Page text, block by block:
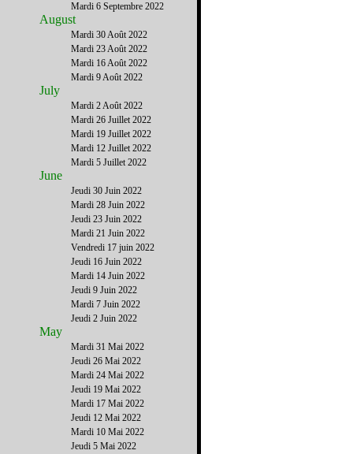
Mardi 6 Septembre 2022
August
Mardi 30 Août 2022
Mardi 23 Août 2022
Mardi 16 Août 2022
Mardi 9 Août 2022
July
Mardi 2 Août 2022
Mardi 26 Juillet 2022
Mardi 19 Juillet 2022
Mardi 12 Juillet 2022
Mardi 5 Juillet 2022
June
Jeudi 30 Juin 2022
Mardi 28 Juin 2022
Jeudi 23 Juin 2022
Mardi 21 Juin 2022
Vendredi 17 juin 2022
Jeudi 16 Juin 2022
Mardi 14 Juin 2022
Jeudi 9 Juin 2022
Mardi 7 Juin 2022
Jeudi 2 Juin 2022
May
Mardi 31 Mai 2022
Jeudi 26 Mai 2022
Mardi 24 Mai 2022
Jeudi 19 Mai 2022
Mardi 17 Mai 2022
Jeudi 12 Mai 2022
Mardi 10 Mai 2022
Jeudi 5 Mai 2022